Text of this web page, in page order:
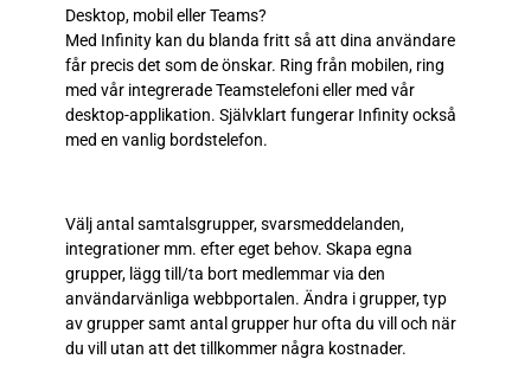
Desktop, mobil eller Teams?
Med Infinity kan du blanda fritt så att dina användare
får precis det som de önskar. Ring från mobilen, ring
med vår integrerade Teamstelefoni eller med vår
desktop-applikation. Självklart fungerar Infinity också
med en vanlig bordstelefon.
Välj antal samtalsgrupper, svarsmeddelanden,
integrationer mm. efter eget behov. Skapa egna
grupper, lägg till/ta bort medlemmar via den
användarvänliga webbportalen. Ändra i grupper, typ
av grupper samt antal grupper hur ofta du vill och när
du vill utan att det tillkommer några kostnader.